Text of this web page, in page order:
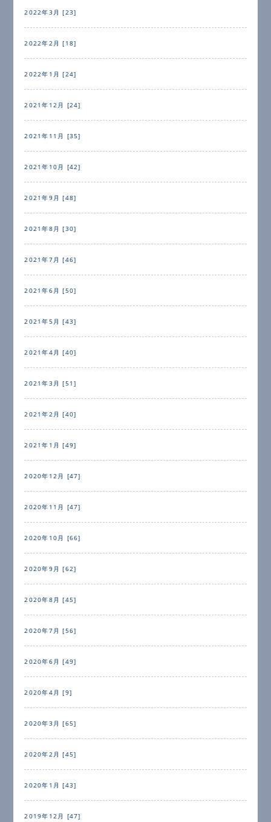
2022年3月 [23]
2022年2月 [18]
2022年1月 [24]
2021年12月 [24]
2021年11月 [35]
2021年10月 [42]
2021年9月 [48]
2021年8月 [30]
2021年7月 [46]
2021年6月 [50]
2021年5月 [43]
2021年4月 [40]
2021年3月 [51]
2021年2月 [40]
2021年1月 [49]
2020年12月 [47]
2020年11月 [47]
2020年10月 [66]
2020年9月 [62]
2020年8月 [45]
2020年7月 [56]
2020年6月 [49]
2020年4月 [9]
2020年3月 [65]
2020年2月 [45]
2020年1月 [43]
2019年12月 [47]